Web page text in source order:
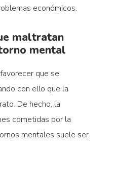
económicos.
maltratan
mental
que se
con ello que la
De hecho, la
cometidas por la
mentales suele ser